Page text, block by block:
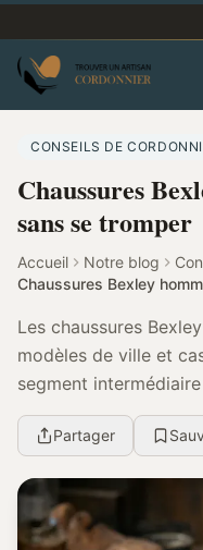
CONSEILS DE
Chaussures
sans se tromper
Accueil Notre blog
Chaussures Bexley
Les chaussures
modèles de ville et
segment
premium et milieu de
Partager